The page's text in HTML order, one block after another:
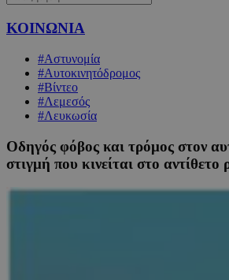
ΚΟΙΝΩΝΙΑ
#Αστυνομία
#Αυτοκινητόδρομος
#Βίντεο
#Λεμεσός
#Λευκωσία
Οδηγός φόβος και τρόμος στον
στιγμή που κινείται στο αντίθετο